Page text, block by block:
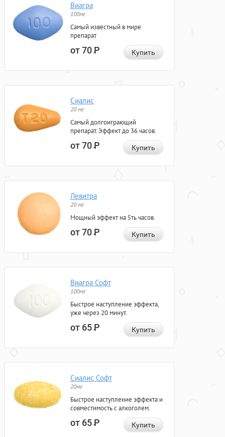
Виагра
100мг
Самый известный в мире
препарат
от 70Р Купить
Сиалис
20 мг
Самый долгоиграющий
препарат. Эффект до 36 часов.
от 70Р Купить
Левитра
20 мг
Мощный эффект на 5ть часов.
от 70Р Купить
Виагра Софт
100мг
Быстрое наступление эффекта,
уже через 20 минут.
от 65Р Купить
Сиалис Софт
20мг
Быстрое наступление эффекта и
совместимость с алкоголем.
от 65Р Купить